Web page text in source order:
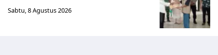
Sabtu, 8 Agustus 2026